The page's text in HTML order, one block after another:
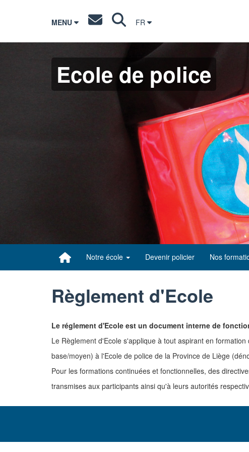
MENU FR
Ecole de police
Notre école Devenir policier Nos
Règlement d'Ecole
Le réglement d'Ecole est un document interne de
Le Règlement d'Ecole s'applique à tout aspirant en
base/moyen) à l'Ecole de police de la Province de Liège
Pour les formations continuées et fonctionnelles, des
transmises aux participants ainsi qu'à leurs autorités